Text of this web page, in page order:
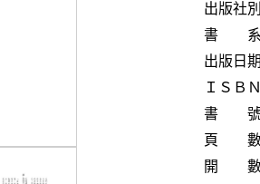
出版社
書 系
出版日
ＩＳＢ
書 號
頁 數
開 數